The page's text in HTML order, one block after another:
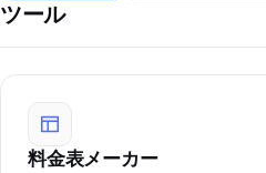
ツール
料金表メーカー